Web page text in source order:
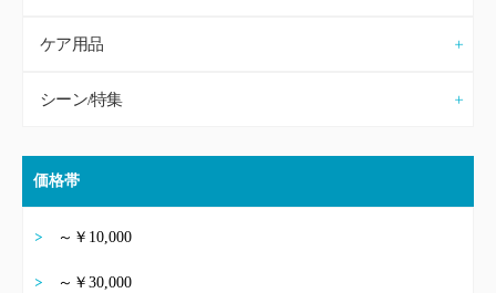
ケア用品
シーン/特集
価格帯
～￥10,000
～￥30,000